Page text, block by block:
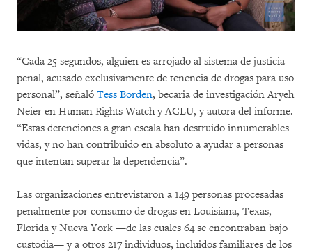
“Cada 25 segundos, alguien es arrojado al sistema de justicia
penal, acusado exclusivamente de tenencia de drogas para uso
personal”, señaló Tess Borden, becaria de investigación Aryeh
Neier en Human Rights Watch y ACLU, y autora del informe.
“Estas detenciones a gran escala han destruido innumerables
vidas, y no han contribuido en absoluto a ayudar a personas
que intentan superar la dependencia”.
Las organizaciones entrevistaron a 149 personas procesadas
penalmente por consumo de drogas en Louisiana, Texas,
Florida y Nueva York —de las cuales 64 se encontraban bajo
custodia— y a otros 217 individuos, incluidos familiares de los